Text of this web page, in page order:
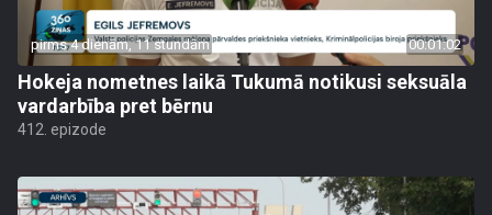
pirms 4 dienām, 11 stundām 00:01:02
Hokeja nometnes laikā Tukumā notikusi seksuāla
vardarbība pret bērnu
412. epizode